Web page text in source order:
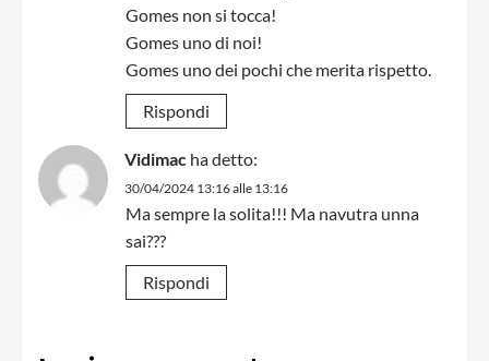
Gomes non si tocca!
Gomes uno di noi!
Gomes uno dei pochi che merita rispetto.
Rispondi
Vidimac ha detto:
30/04/2024 13:16 alle 13:16
Ma sempre la solita!!! Ma navutra unna
sai???
Rispondi